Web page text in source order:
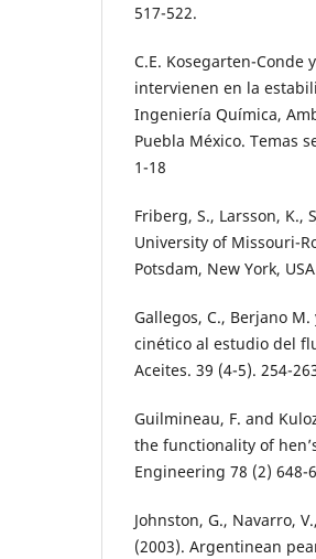
517-522.
C.E. Kosegarten-Conde
intervienen en la
Ingeniería Química,
Puebla México. Temas
1-18
Friberg, S., Larsson, K.,
University of Missouri-
Potsdam, New York,
Gallegos, C., Berjano
cinético al estudio del
Aceites. 39 (4-5). 254-
Guilmineau, F. and
the functionality of
Engineering 78 (2) 648-
Johnston, G., Navarro,
(2003). Argentinean